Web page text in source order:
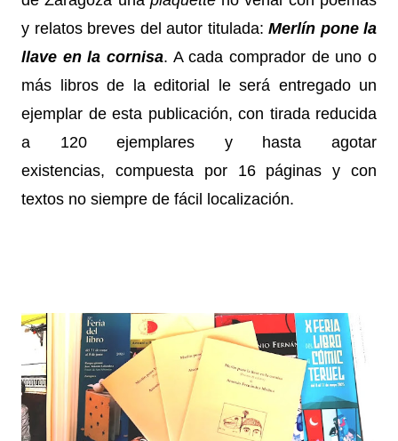
y relatos breves del autor titulada: Merlín pone la
llave en la cornisa. A cada comprador de uno o
más libros de la editorial le será entregado un
ejemplar de esta publicación, con tirada reducida
a 120 ejemplares y hasta agotar
existencias, compuesta por 16 páginas y con
textos no siempre de fácil localización.